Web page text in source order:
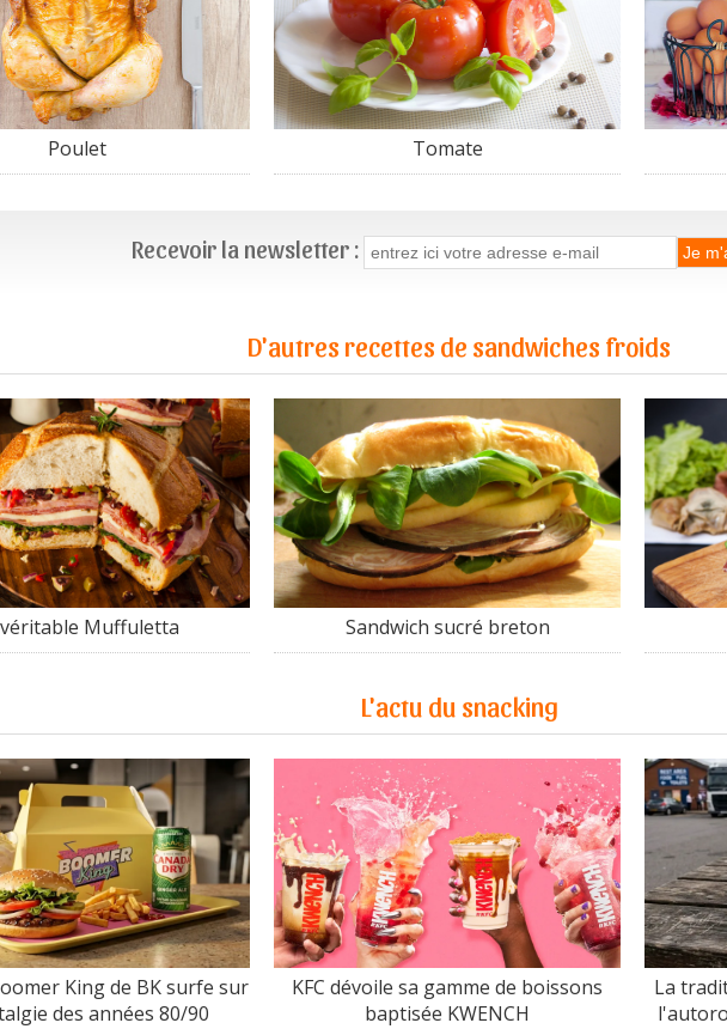
Poulet Tomate
Recevoir la newsletter :
D'autres recettes de sandwiches froids
Muffuletta Sandwich sucré breton
L'actu du snacking
King de BK surfe sur
des années 80/90
KFC dévoile sa gamme de boissons
baptisée KWENCH
La